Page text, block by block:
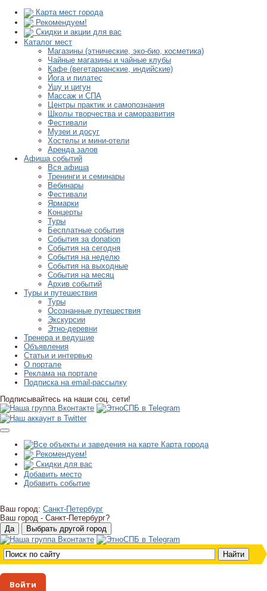
Карта мест города
Рекомендуем!
Скидки и акции для вас
Каталог мест
Магазины (этнические, эко-био, косметика)
Чайные магазины и чайные клубы
Кафе (вегетарианские, индийские)
Йога и пилатес
Ушу и цигун
Массаж и СПА
Центры практик и самопознания
Школы творчества и саморазвития
Фестивали
Музеи и досуг
Хостелы и мини-отели
Аренда залов
Афиша событий
Вся афиша
Тренинги и семинары
Вебинары
Фестивали
Ярмарки
Концерты
Туры
Бесплатные события
События за donation
События на сегодня
События на неделю
События на выходные
События на месяц
Архив событий
Туры и путешествия
Туры
Осознанные путешествия
Экскурсии
Этно-деревни
Тренера и ведущие
Объявления
Статьи и интервью
О портале
Реклама на портале
Подписка на email-рассылку
Подписывайтесь на наши соц. сети!
Карта города
Рекомендуем!
Скидки для вас
Добавить место
Добавить событие
Ваш город: Санкт-Петербург
Ваш город - Санкт-Петербург?
Войти